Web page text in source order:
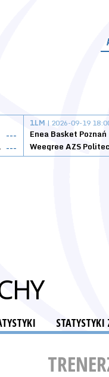
---
---
1LM | 2026-09-19
Enea Basket Poznań